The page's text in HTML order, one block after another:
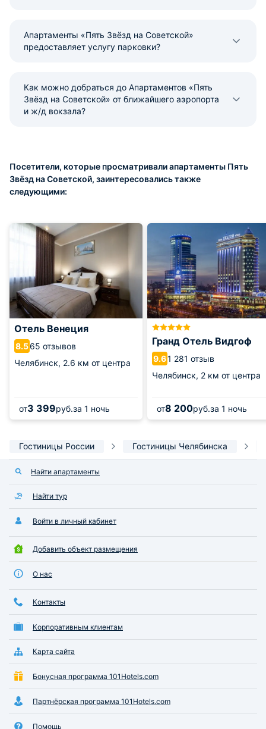
Апартаменты «Пять Звёзд на Советской»
предоставляет услугу парковки?
Как можно добраться до Апартаментов «Пять
Звёзд на Советской» от ближайшего аэропорта
и ж/д вокзала?
Посетители, которые просматривали апартаменты Пять
Звёзд на Советской, заинтересовались также
следующими:
Отель Венеция
8.565 отзывов
Челябинск, 2.6 км от центра
от3 399руб.за 1 ночь
Гранд Отель Видгоф
9.61 281 отзыв
Челябинск, 2 км от центра
от8 200руб.за 1 ночь
Гостиницы России Гостиницы Челябинска
Найти апартаменты
Найти тур
Войти в личный кабинет
Добавить объект размещения
О нас
Контакты
Корпоративным клиентам
Карта сайта
Бонусная программа 101Hotels.com
Партнёрская программа 101Hotels.com
Помощь